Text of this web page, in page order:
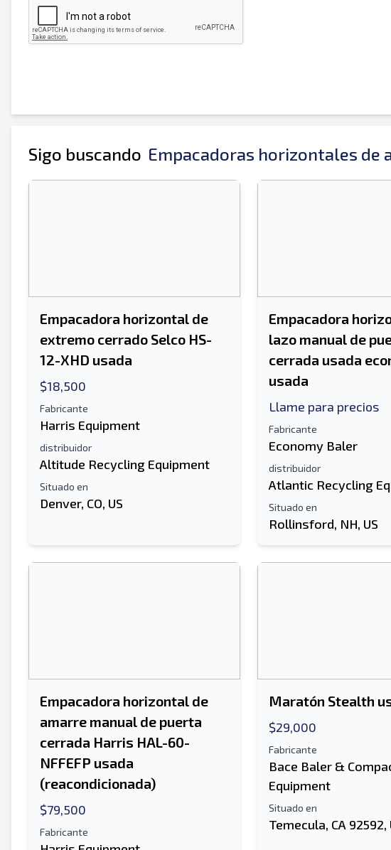
Sigo buscando Empacadoras horizontales de
Empacadora horizontal de
extremo cerrado Selco HS-
12-XHD usada
$18,500
Fabricante
Harris Equipment
distribuidor
Altitude Recycling Equipment
Situado en
Denver, CO, US
Empacadora
lazo manual de
cerrada usada
usada
Llame para precios
Fabricante
Economy Baler
distribuidor
Atlantic Recycling
Situado en
Rollinsford, NH, US
Empacadora horizontal de
amarre manual de puerta
cerrada Harris HAL-60-
NFFEFP usada
(reacondicionada)
$79,500
Fabricante
Maratón Stealth
$29,000
Fabricante
Bace Baler &
Equipment
Situado en
Temecula, CA 92592,